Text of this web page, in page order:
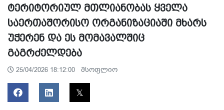
ტერიტორიულ მთლიანობას ყველა
საერთაშორისო ორგანიზაციაში მხარს
უჭერენ და ეს მომავალშიც
გაგრძელდება
25/04/2026 18:12:00 მსოფლიო